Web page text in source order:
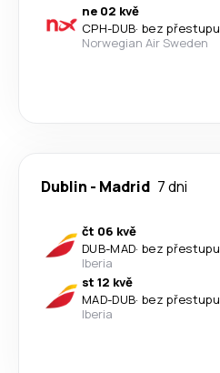
ne 02 kvě
CPH-DUB· bez přestupu
Norwegian Air Sweden
Dublin - Madrid 7 dni
čt 06 kvě
DUB-MAD· bez přestupu
Iberia
st 12 kvě
MAD-DUB· bez přestupu
Iberia